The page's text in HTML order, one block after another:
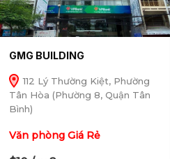
GMG BUILDING
112 Lý Thường Kiệt, Phường
Tân Hòa (Phường 8, Quận Tân
Bình)
Văn phòng Giá Rẻ